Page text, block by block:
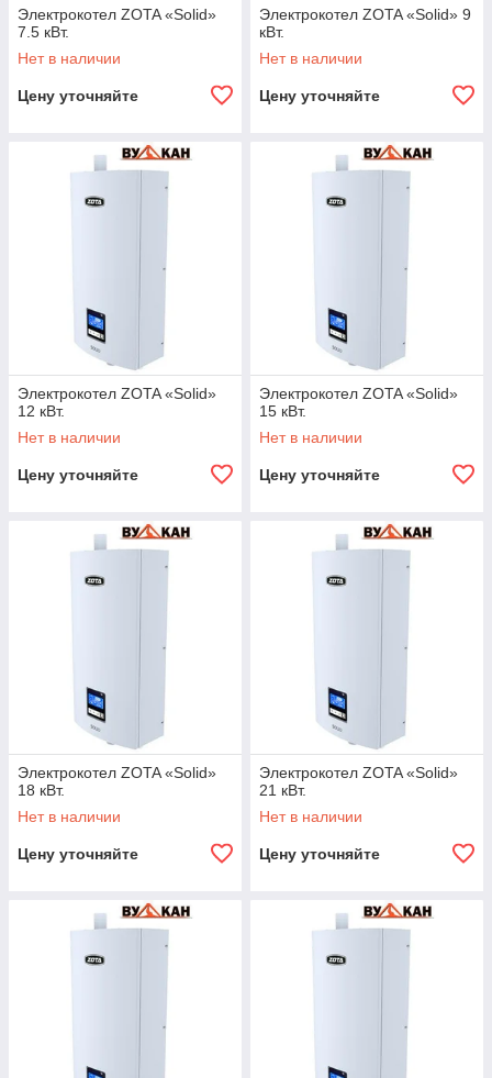
Электрокотел ZOTA «Solid»
7.5 кВт.
Нет в наличии
Цену уточняйте
Электрокотел ZOTA «Solid» 9
кВт.
Нет в наличии
Цену уточняйте
Электрокотел ZOTA «Solid»
12 кВт.
Нет в наличии
Цену уточняйте
Электрокотел ZOTA «Solid»
15 кВт.
Нет в наличии
Цену уточняйте
Электрокотел ZOTA «Solid»
18 кВт.
Нет в наличии
Цену уточняйте
Электрокотел ZOTA «Solid»
21 кВт.
Нет в наличии
Цену уточняйте